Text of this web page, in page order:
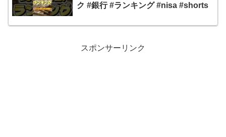
ク #銀行 #ランキング #nisa #shorts
スポンサーリンク